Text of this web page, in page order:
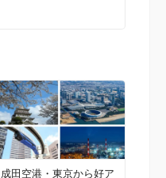
成田空港・東京から好ア